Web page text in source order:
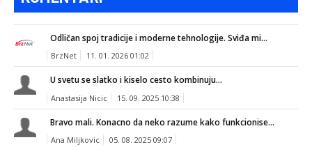
Odličan spoj tradicije i moderne tehnologije. Sviđa mi...
BrzNet 11. 01. 2026 01:02
U svetu se slatko i kiselo cesto kombinuju...
Anastasija Nicic 15. 09. 2025 10:38
Bravo mali. Konacno da neko razume kako funkcionise...
Ana Miljkovic 05. 08. 2025 09:07